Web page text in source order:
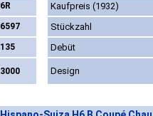
6R
Kaufpreis (1932)
6597
Stückzahl
135 Debüt
3000 Design